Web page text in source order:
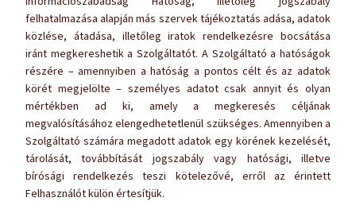
felhatalmazása alapján más szervek tájékoztatás adása, adatok
közlése, átadása, illetőleg iratok rendelkezésre bocsátása
iránt megkereshetik a Szolgáltatót. A Szolgáltató a hatóságok
részére – amennyiben a hatóság a pontos célt és az adatok
körét megjelölte – személyes adatot csak annyit és olyan
mértékben ad ki, amely a megkeresés céljának
megvalósításához elengedhetetlenül szükséges. Amennyiben a
Szolgáltató számára megadott adatok egy körének kezelését,
tárolását, továbbítását jogszabály vagy hatósági, illetve
bírósági rendelkezés teszi kötelezővé, erről az érintett
Felhasználót külön értesítjük.